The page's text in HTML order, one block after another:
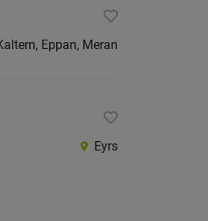
Eppan, Meran
Eyrs